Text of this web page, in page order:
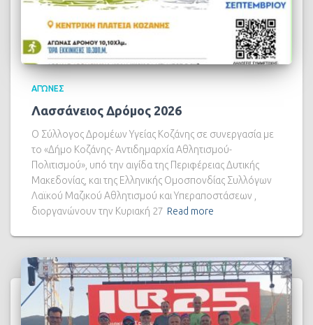
ΑΓΏΝΕΣ
Λασσάνειος Δρόμος 2026
Ο Σύλλογος Δρομέων Υγείας Κοζάνης σε συνεργασία με
το «Δήμο Κοζάνης- Αντιδημαρχία Αθλητισμού-
Πολιτισμού», υπό την αιγίδα της Περιφέρειας Δυτικής
Μακεδονίας, και της Ελληνικής Ομοσπονδίας Συλλόγων
Λαϊκού Μαζικού Αθλητισμού και Υπεραποστάσεων ,
διοργανώνουν την Κυριακή 27 Read more